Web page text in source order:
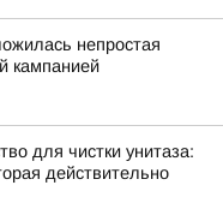
непростая
кампанией
для чистки унитаза:
действительно